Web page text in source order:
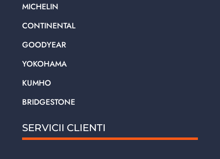
MICHELIN
CONTINENTAL
GOODYEAR
YOKOHAMA
KUMHO
BRIDGESTONE
SERVICII CLIENTI